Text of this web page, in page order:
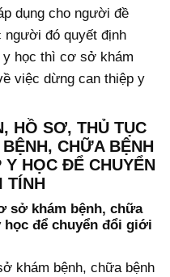
dụng cho người đề
người đó quyết định
y học thì cơ sở khám
việc dừng can thiệp y
HỒ SƠ, THỦ TỤC
CHỮA BỆNH
HỌC ĐỂ CHUYỂN
TÍNH
sở khám bệnh, chữa
học để chuyển đổi giới
khám bệnh, chữa bệnh